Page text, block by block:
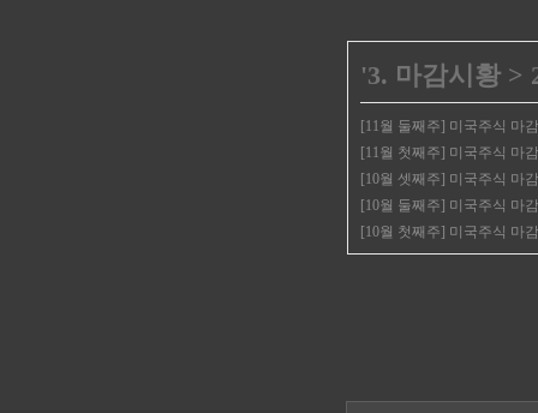
'3. 마감시황 >
[11월 둘째주] 미국주식 마
[11월 첫째주] 미국주식 마
[10월 셋째주] 미국주식 마
[10월 둘째주] 미국주식 마
[10월 첫째주] 미국주식 마